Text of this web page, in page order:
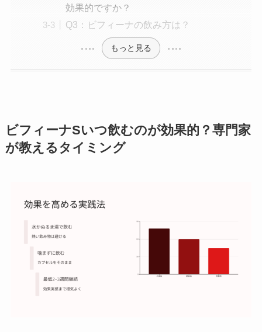
効果的ですか？
Q3：ビフィーナの飲み方は？
もっと見る
ビフィーナSいつ飲むのが効果的？専門家
が教えるタイミング